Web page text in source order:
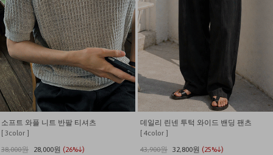
소프트 와플 니트 반팔 티셔츠
[ 3color ]
38,000원
28,000원 (26%↓)
데일리 린넨 투턱 와이드 밴딩 팬츠
[ 4color ]
43,900원 32,800원 (25%↓)